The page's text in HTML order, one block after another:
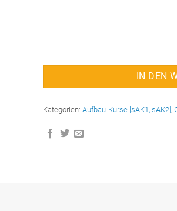
IN DEN
Kategorien:Aufbau-Kurse [sAK1, sAK2]